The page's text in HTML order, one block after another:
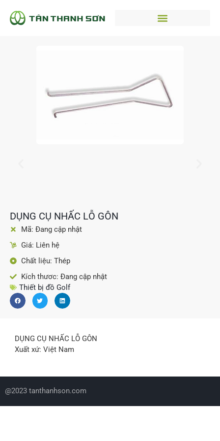
DỤNG CỤ NHẤC LỖ GÔN
Mã: Đang cập nhật
Giá: Liên hệ
Chất liệu: Thép
Kích thươc: Đang cập nhật
Thiết bị đồ Golf
DỤNG CỤ NHẤC LỖ GÔN
Xuất xứ: Việt Nam
@2023 tanthanhson.com